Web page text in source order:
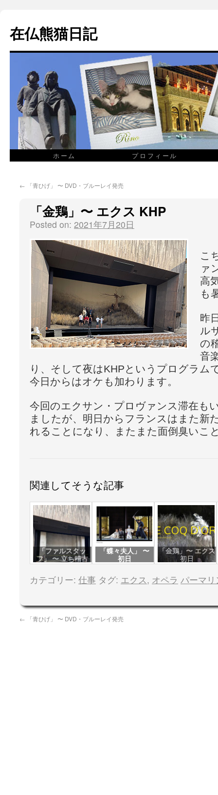
在仏熊猫日記
ホーム プロフィール
← 「青ひげ」 〜 DVD・ブルーレイ発売
「金鶏」〜 エクス KHP
Posted on: 2021年7月20日
こ
ァ
高
も
昨
ル
の
音
り、そして夜はKHPというプログラム
今日からはオケも加わります。
今回のエクサン・プロヴァンス滞在も
ましたが、明日からフランスはまた新
れることになり、またまた面倒臭いこ
関連してそうな記事
「ファルスタッ
フ」 〜 立ち稽古
初日
「蝶々夫人」 〜
初日
「金鶏」〜 エクス
初日
カテゴリー: 仕事 タグ: エクス, オペラ パーマリ
← 「青ひげ」 〜 DVD・ブルーレイ発売